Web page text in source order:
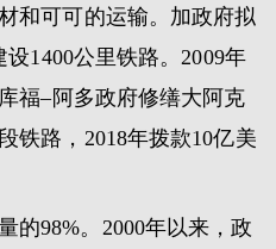
和可可的运输。加政府拟
1400公里铁路。2009年
福–阿多政府修缮大阿克
铁路，2018年拨款10亿美
的98%。2000年以来，政